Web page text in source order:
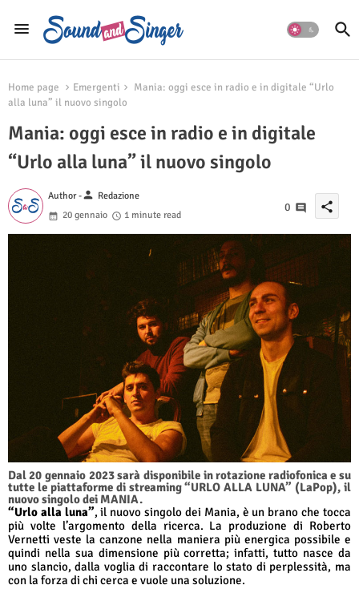
Home page Emergenti
Mania: oggi esce in radio e in digitale “Urlo
alla luna” il nuovo singolo
Mania: oggi esce in radio e in digitale
“Urlo alla luna” il nuovo singolo
Author -person Redazione
20 gennaio
1 minute read
0 share
Dal 20 gennaio 2023 sarà disponibile in rotazione radiofonica e su
tutte le piattaforme di streaming “URLO ALLA LUNA” (LaPop), il
nuovo singolo dei MANIA.
“Urlo alla luna”, il nuovo singolo dei Mania, è un brano che tocca
più volte l’argomento della ricerca. La produzione di Roberto
Vernetti veste la canzone nella maniera più energica possibile e
quindi nella sua dimensione più corretta; infatti, tutto nasce da
uno slancio, dalla voglia di raccontare lo stato di perplessità, ma
con la forza di chi cerca e vuole una soluzione.